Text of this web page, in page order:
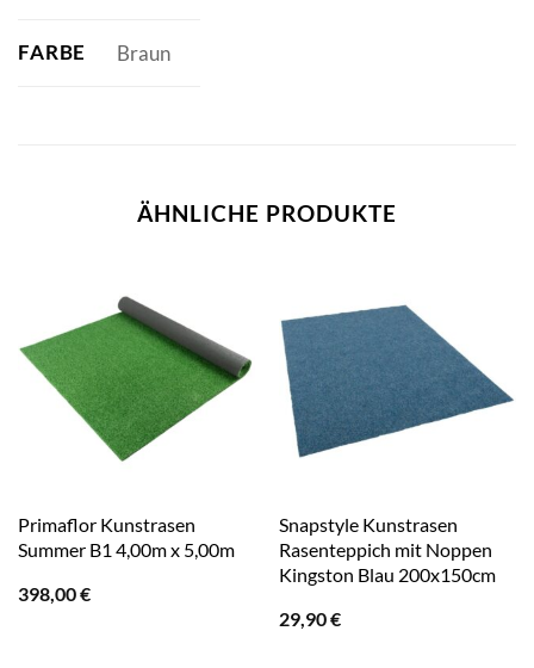
FARBE Braun
ÄHNLICHE PRODUKTE
Primaflor Kunstrasen
Summer B1 4,00m x 5,00m
398,00€
Snapstyle Kunstrasen
Rasenteppich mit Noppen
Kingston Blau 200x150cm
29,90€